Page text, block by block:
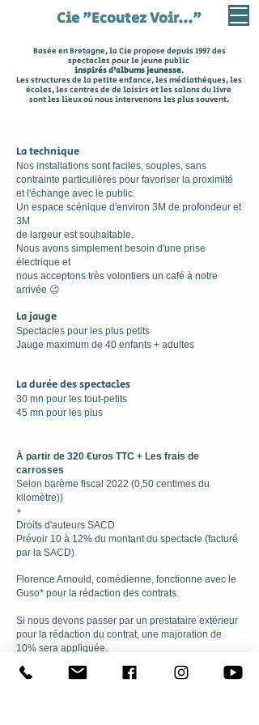
Cie "Ecoutez Voir..."
Basée en Bretagne, la Cie propose depuis 1997 des
spectacles pour le jeune public
inspirés d'albums jeunesse.
Les structures de la petite enfance, lesmédiathèques, les
écoles,les centres de de loisirset les salons du livre
sont les lieux où nous intervenons les plus souvent.
La technique
Nos installations sont faciles, souples, sans
contrainte particulières pour favoriser la proximité
et l'échange avec le public.
Un espace scénique d'environ 3M de profondeur et
3M
de largeur est souhaitable.
Nous avons simplement besoin d'une prise
électrique et
nous acceptons très volontiers un café à notre
arrivée 😉
La jauge
Spectacles pour les plus petits
Jauge maximum de 40 enfants + adultes
La durée des spectacles
30 mn pour les tout-petits
45 mn pour les plus
À partir de 320 €uros TTC + Les frais de
carrosses
Selon barème fiscal 2022 (0,50 centimes du
kilomètre))
+
Droits d'auteurs SACD
Prévoir 10 à 12% du montant du spectacle (facturé
par la SACD)
Florence Arnould, comédienne, fonctionne avec le
Guso* pour la rédaction des contrats.
Si nous devons passer par un prestataire extérieur
pour la rédaction du contrat, une majoration de
10% sera appliquée.
* Le Guso est un service gratuit de simplification